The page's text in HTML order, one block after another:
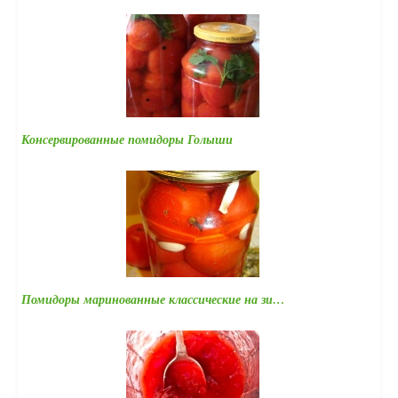
Консервированные помидоры Голыши
Помидоры маринованные классические на зи…